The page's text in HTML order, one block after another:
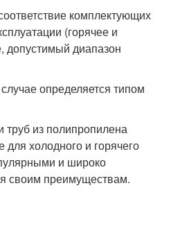
комплектующих
(горячее и
допустимый диапазон
определяется типом
труб из полипропилена
холодного и горячего
и широко
своим преимуществам.